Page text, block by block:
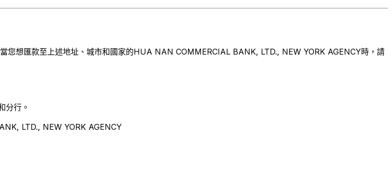
您想匯款至上述地址、城市和國家的HUA NAN COMMERCIAL BANK, LTD., NEW YORK AGENCY時，請
分行。
LTD., NEW YORK AGENCY